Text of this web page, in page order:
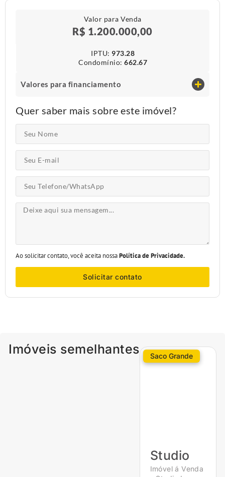
Valor para Venda
R$ 1.200.000,00
IPTU​: 973.28
Condomínio​: 662.67
Valores para financiamento
Quer saber mais sobre este imóvel?
Ao solicitar contato, você aceita nossaPolítica de Privacidade.
Solicitar contato
Imóveis semelhantes Saco Grande
Studio
Imóvel á Venda